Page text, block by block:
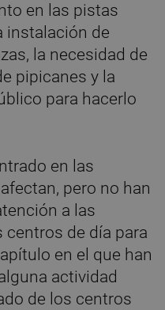
en las pistas
instalación de
la necesidad de
pipicanes y la
para hacerlo
en las
pero no han
a las
de día para
en el que han
actividad
de los centros